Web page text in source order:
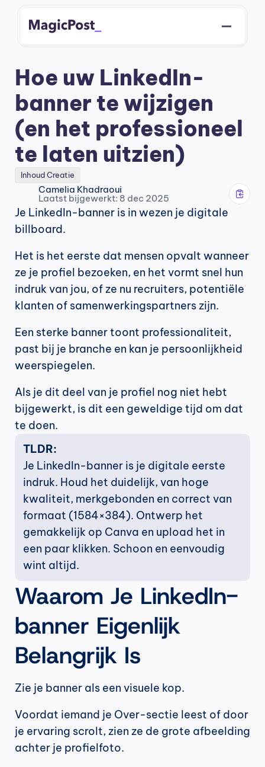
Hoe uw LinkedIn-
banner te wijzigen
(en het professioneel
te laten uitzien)
Inhoud Creatie
Camelia Khadraoui
Laatst bijgewerkt: 8 dec 2025
Je LinkedIn-banner is in wezen je digitale
billboard.
Het is het eerste dat mensen opvalt wanneer
ze je profiel bezoeken, en het vormt snel hun
indruk van jou, of ze nu recruiters, potentiële
klanten of samenwerkingspartners zijn.
Een sterke banner toont professionaliteit,
past bij je branche en kan je persoonlijkheid
weerspiegelen.
Als je dit deel van je profiel nog niet hebt
bijgewerkt, is dit een geweldige tijd om dat
te doen.
TLDR:
Je LinkedIn-banner is je digitale eerste
indruk. Houd het duidelijk, van hoge
kwaliteit, merkgebonden en correct van
formaat (1584×384). Ontwerp het
gemakkelijk op Canva en upload het in
een paar klikken. Schoon en eenvoudig
wint altijd.
Waarom Je LinkedIn-
banner Eigenlijk
Belangrijk Is
Zie je banner als een visuele kop.
Voordat iemand je Over-sectie leest of door
je ervaring scrolt, zien ze de grote afbeelding
achter je profielfoto.